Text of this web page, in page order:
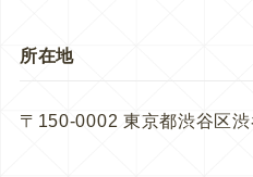
所在地
〒150-0002 東京都渋谷区